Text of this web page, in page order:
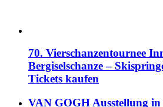
70. Vierschanzentournee
Bergiselschanze –
Tickets kaufen
VAN GOGH Ausstellung